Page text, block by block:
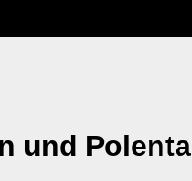
und Polenta